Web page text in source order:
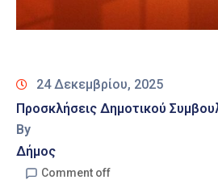
Τηλέφωνα
24 Δεκεμβρίου, 2025
Προσκλήσεις Δημοτικού
By
Δήμος
Comment off